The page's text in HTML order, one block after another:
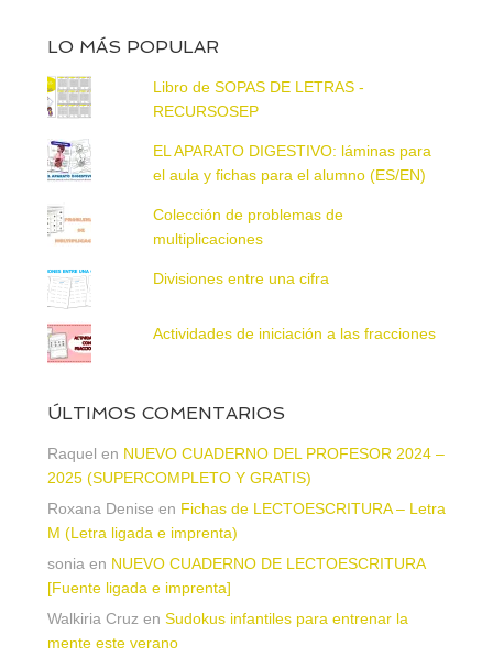
LO MÁS POPULAR
Libro de SOPAS DE LETRAS -
RECURSOSEP
EL APARATO DIGESTIVO: láminas para
el aula y fichas para el alumno (ES/EN)
Colección de problemas de
multiplicaciones
Divisiones entre una cifra
Actividades de iniciación a las fracciones
ÚLTIMOS COMENTARIOS
Raquel en NUEVO CUADERNO DEL PROFESOR 2024 –
2025 (SUPERCOMPLETO Y GRATIS)
Roxana Denise en Fichas de LECTOESCRITURA – Letra
M (Letra ligada e imprenta)
sonia en NUEVO CUADERNO DE LECTOESCRITURA
[Fuente ligada e imprenta]
Walkiria Cruz en Sudokus infantiles para entrenar la
mente este verano